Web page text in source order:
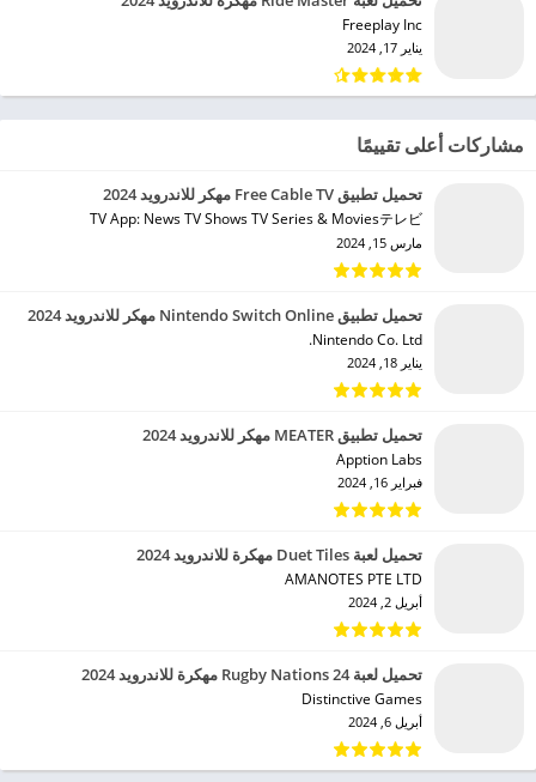
Freeplay Inc‏
يناير 17, 2024
مشاركات أعلى تقييمًا
تحميل تطبيق Free Cable TV مهكر للاندرويد 2024
TV App: News TV Shows TV Series & Moviesテレビ‏
مارس 15, 2024
تحميل تطبيق Nintendo Switch Online مهكر للاندرويد 2024
Nintendo Co. Ltd.‏
يناير 18, 2024
تحميل تطبيق MEATER مهكر للاندرويد 2024
Apption Labs‏
فبراير 16, 2024
تحميل لعبة Duet Tiles مهكرة للاندرويد 2024
AMANOTES PTE LTD‏
أبريل 2, 2024
تحميل لعبة Rugby Nations 24 مهكرة للاندرويد 2024
Distinctive Games‏
أبريل 6, 2024